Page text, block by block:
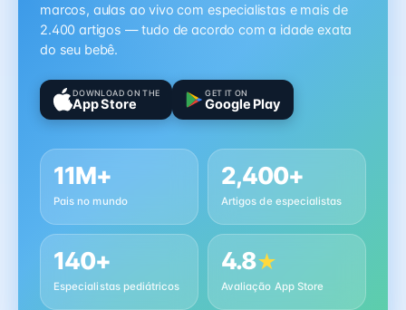
marcos, aulas ao vivo com especialistas e mais de
2.400 artigos — tudo de acordo com a idade exata
do seu bebê.
DOWNLOAD ON THE
App Store
GET IT ON
Google Play
11M+
Pais no mundo
2,400+
Artigos de especialistas
140+
Especialistas pediátricos
4.8★
Avaliação App Store